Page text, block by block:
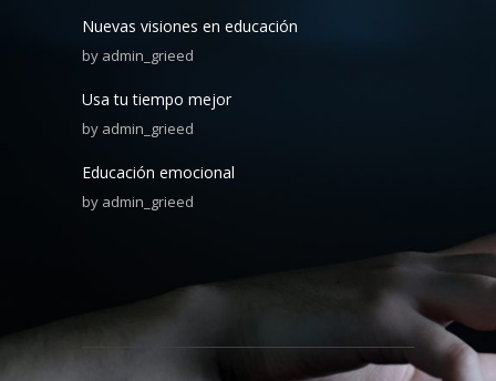
Nuevas visiones en educación
by admin_grieed
Usa tu tiempo mejor
by admin_grieed
Educación emocional
by admin_grieed